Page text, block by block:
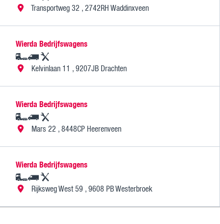
Transportweg 32 , 2742RH Waddinxveen
Wierda Bedrijfswagens
Kelvinlaan 11 , 9207JB Drachten
Wierda Bedrijfswagens
Mars 22 , 8448CP Heerenveen
Wierda Bedrijfswagens
Rijksweg West 59 , 9608 PB Westerbroek